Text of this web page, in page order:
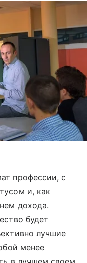
профессии, с
и, как
дохода.
будет
лучшие
менее
в лучшем своем